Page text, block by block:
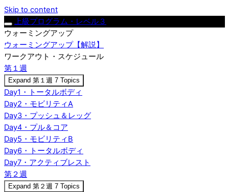
Skip to content
上級プログラム・レベル３
ウォーミングアップ
ウォーミングアップ【解説】
ワークアウト・スケジュール
第１週
Expand 第１週 7 Topics
Day1・トータルボディ
Day2・モビリティA
Day3・プッシュ＆レッグ
Day4・プル＆コア
Day5・モビリティB
Day6・トータルボディ
Day7・アクティブレスト
第２週
Expand 第２週 7 Topics